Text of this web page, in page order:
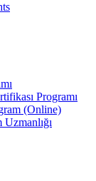
Programı
(Online)